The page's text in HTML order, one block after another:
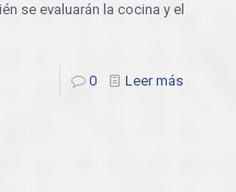
se evaluarán la cocina y el
0 Leer más